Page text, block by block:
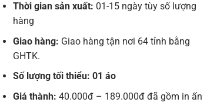
Thời gian sản xuất: 01-15 ngày tùy số lượng
hàng
Giao hàng: Giao hàng tận nơi 64 tỉnh bằng
GHTK.
Số lượng tối thiểu: 01 áo
Giá thành: 40.000đ – 189.000đ đã gồm in ấn